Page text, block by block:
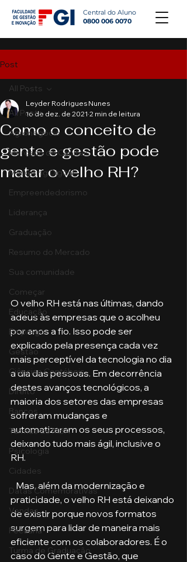
Central do Aluno
0800 006 0070
Post
All Posts
Agronegócio
Mercado de Capitais
Marketing Digital
Empreendedorismo
Liderança
Graduação
Resumo do Mercado
Sua comunidade
Começar
Educação
Emprego
Gestão
Ciências Contábeis
Direito
Bancos
Turmas de MBA
Psicologia
Cidades
Datas Comemorativas
Vendas
Pecuária
Turma de Graduação
All Posts
Como o conceito de
gente e gestão pode
matar o velho RH?
Leyder Rodrigues Nunes
16 de dez. de 2021 2 min de leitura
O velho RH está nas últimas, dando
adeus às empresas que o acolheu
por anos a fio. Isso pode ser
explicado pela presença cada vez
mais perceptível da tecnologia no dia
a dia das pessoas. Em decorrência
destes avanços tecnológicos, a
maioria dos setores das empresas
sofreram mudanças e
automatizaram os seus processos,
deixando tudo mais ágil, inclusive o
RH.
   Mas, além da modernização e
praticidade, o velho RH está deixando
de existir porque novos formatos
surgem para lidar de maneira mais
eficiente com os colaboradores. É o
caso do Gente e Gestão, que